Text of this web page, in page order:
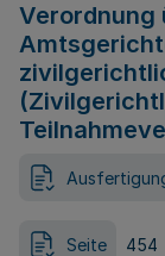
Verordnung
Seite 454